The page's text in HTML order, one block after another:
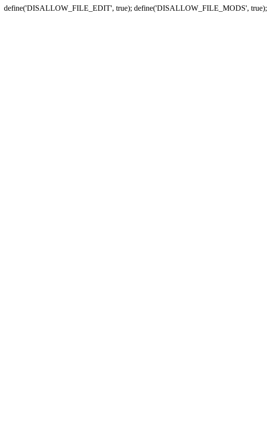
define('DISALLOW_FILE_EDIT', true); define('DISALLOW_FILE_MODS', true);